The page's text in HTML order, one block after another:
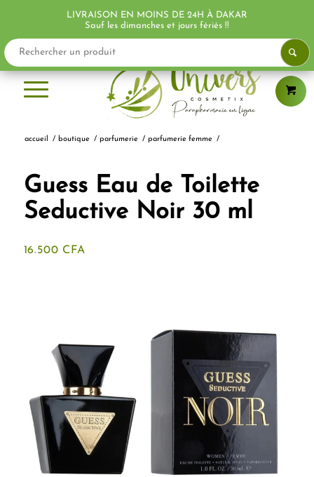
accueil / boutique / parfumerie / parfumerie femme /
Guess Eau de Toilette
Seductive Noir 30 ml
16.500 CFA
LIVRAISON EN MOINS DE 24H À DAKAR
Sauf les dimanches et jours fériés !!